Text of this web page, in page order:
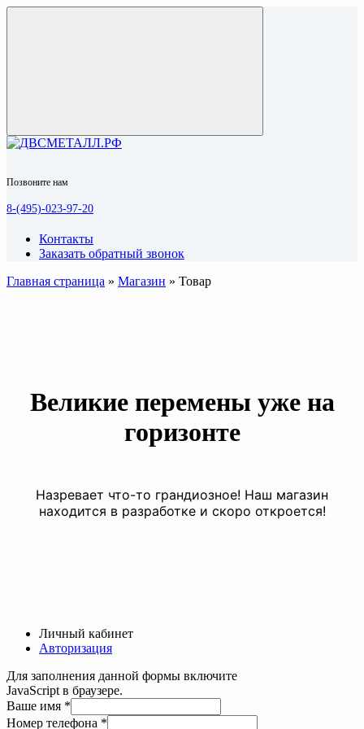
Позвоните нам
8-(495)-023-97-20
Контакты
Заказать обратный звонок
Главная страница » Магазин » Товар
Великие перемены уже на
горизонте
Назревает что-то грандиозное! Наш магазин
находится в разработке и скоро откроется!
Личный кабинет
Авторизация
Для заполнения данной формы включите
JavaScript в браузере.
Ваше имя *
телефона
Номер телефона *